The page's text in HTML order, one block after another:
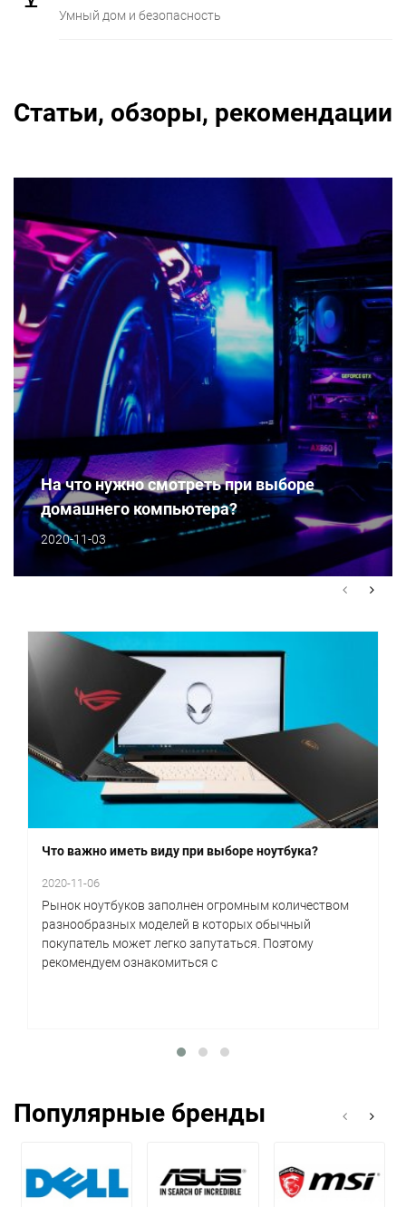
Умный дом и безопасность
Статьи, обзоры, рекомендации
На что нужно смотреть при выборе
домашнего компьютера?
2020-11-03
Что важно иметь виду при выборе ноутбука?
2020-11-06
Рынок ноутбуков заполнен огромным количеством
разнообразных моделей в которых обычный
покупатель может легко запутаться. Поэтому
рекомендуем ознакомиться с
Популярные бренды